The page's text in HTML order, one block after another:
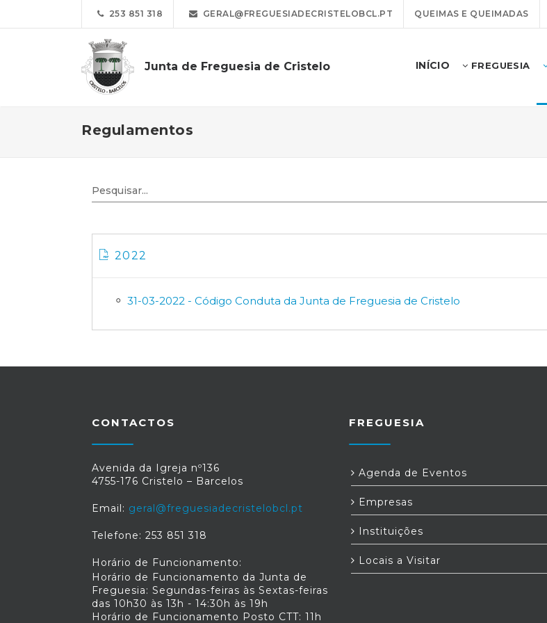
253 851 318 GERAL@FREGUESIADECRISTELOBCL.PT QUEIMAS E QUEIMADAS
Junta de Freguesia de Cristelo INÍCIO FREGUESIA
Regulamentos
2022
31-03-2022 - Código Conduta da Junta de Freguesia de Cristelo
CONTACTOS
Avenida da Igreja nº136
4755-176 Cristelo – Barcelos
Email: geral@freguesiadecristelobcl.pt
Telefone: 253 851 318
Horário de Funcionamento:
Horário de Funcionamento da Junta de
Freguesia: Segundas-feiras às Sextas-feiras
das 10h30 às 13h - 14:30h às 19h
Horário de Funcionamento Posto CTT: 11h
FREGUESIA
Agenda de Eventos
Empresas
Instituições
Locais a Visitar